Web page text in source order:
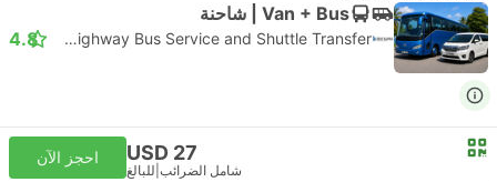
Van + Bus | شاحنة
SL Highway Bus Service and Shuttle Transfer
4.8
USD 27
شامل الضرائب للبالغ
احجز الآن